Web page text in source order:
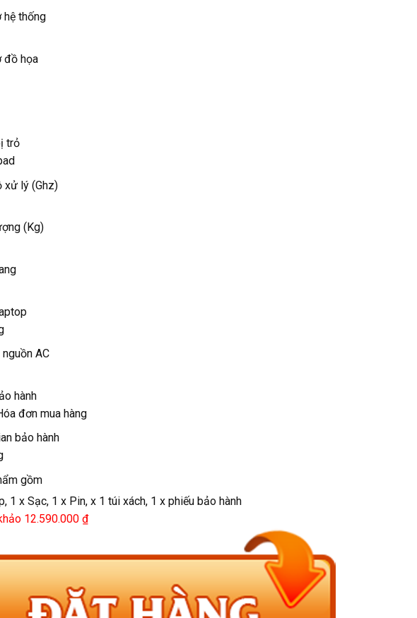
hệ thống
đồ họa
trỏ
xử lý (Ghz)
(Kg)
AC
hành
đơn mua hàng
bảo hành
gồm
1 x Sạc, 1 x Pin, x 1 túi xách, 1 x phiếu bảo hành
12.590.000 ₫